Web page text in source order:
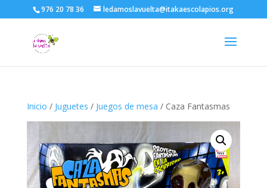
976 20 78 36 ledamoslavuelta@itakaescolapios.org
Inicio / Juguetes / Juegos de mesa / Caza Fantasmas